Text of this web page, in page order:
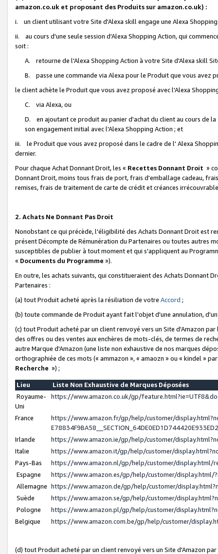
amazon.co.uk et proposant des Produits sur amazon.co.uk) :
i. un client utilisant votre Site d'Alexa skill engage une Alexa
ii. au cours d'une seule session d'Alexa Shopping Action, qui
soit :
A. retourne de l'Alexa Shopping Action à votre Site d'Alexa skill
B. passe une commande via Alexa pour le Produit que vous avez
le client achète le Produit que vous avez proposé avec l'Alexa
C. via Alexa, ou
D. en ajoutant ce produit au panier d'achat du client au cours de
son engagement initial avec l'Alexa Shopping Action ; et
iii. le Produit que vous avez proposé dans le cadre de l' Alexa
dernier.
Pour chaque Achat Donnant Droit, les « Recettes Donnant Droit »
Donnant Droit, moins tous frais de port, frais d'emballage cadeau,
remises, frais de traitement de carte de crédit et créances
2. Achats Ne Donnant Pas Droit
Nonobstant ce qui précède, l'éligibilité des Achats Donnant Droit est
présent Décompte de Rémunération du Partenaires ou toutes autres
susceptibles de publier à tout moment et qui s'appliquent au
« Documents du Programme »).
En outre, les achats suivants, qui constitueraient des Achats Donnant
Partenaires :
(a) tout Produit acheté après la résiliation de votre Accord ;
(b) toute commande de Produit ayant fait l'objet d'une annulation,
(c) tout Produit acheté par un client renvoyé vers un Site d'Amazon
des offres ou des ventes aux enchères de mots-clés, de termes de
autre Marque d'Amazon (une liste non exhaustive de nos marques
orthographiée de ces mots (« ammazon », « amaozn » ou « kindel »
Recherche ») ;
Lieu
Liste Non Exhaustive de Marques Déposées
Royaume-
Uni
https://www.amazon.co.uk/gp/
France
https://www.amazon.fr/gp/help/customer/
Irlande
https://www.amazon.ie/gp/help/customer/
Italie
https://www.amazon.it/gp/help/customer/
Pays-Bas
https://www.amazon.nl/gp/help/customer/display.html/
Espagne
https://www.amazon.es/gp/help/customer/display.html/
Allemagne https://www.amazon.de/gp/help/customer/
Suède
https://www.amazon.se/gp/help/customer/
Pologne
https://www.amazon.pl/gp/help/customer/
Belgique
https://www.amazon.com.be/gp/help/customer/
(d) tout Produit acheté par un client renvoyé vers un Site d'Amazon